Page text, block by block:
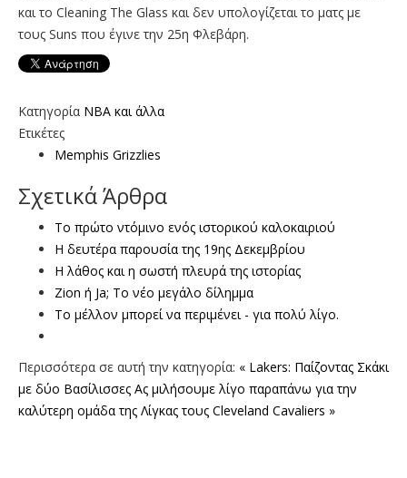
και το Cleaning The Glass και δεν υπολογίζεται το ματς με
τους Suns που έγινε την 25η Φλεβάρη.
Κατηγορία NBA και άλλα
Ετικέτες
Memphis Grizzlies
Σχετικά Άρθρα
Το πρώτο ντόμινο ενός ιστορικού καλοκαιριού
Η δευτέρα παρουσία της 19ης Δεκεμβρίου
Η λάθος και η σωστή πλευρά της ιστορίας
Zion ή Ja; Το νέο μεγάλο δίλημμα
Το μέλλον μπορεί να περιμένει - για πολύ λίγο.
Περισσότερα σε αυτή την κατηγορία: « Lakers: Παίζοντας Σκάκι
με δύο Βασίλισσες Ας μιλήσουμε λίγο παραπάνω για την
καλύτερη ομάδα της Λίγκας τους Cleveland Cavaliers »